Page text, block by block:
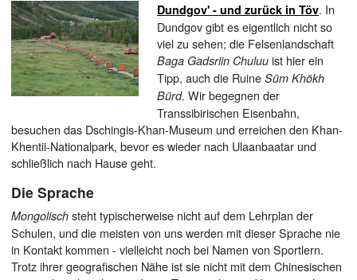
Dundgov' - und zurück in Töv. In
Dundgov gibt es eigentlich nicht so
viel zu sehen; die Felsenlandschaft
Baga Gadsriin Chuluu ist hier ein
Tipp, auch die RuineSüm Khökh
Bürd. Wir begegnen der
Transsibirischen Eisenbahn,
besuchen das Dschingis-Khan-Museum und erreichen den Khan-
Khentii-Nationalpark, bevor es wieder nach Ulaanbaatar und
schließlich nach Hause geht.
Die Sprache
Mongolisch steht typischerweise nicht auf dem Lehrplan der
Schulen, und die meisten von uns werden mit dieser Sprache nie
in Kontakt kommen - vielleicht noch bei Namen von Sportlern.
Trotz ihrer geografischen Nähe ist sie nicht mit dem Chinesischen